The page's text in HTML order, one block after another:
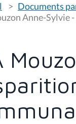
Documents
Anne-Sylvie